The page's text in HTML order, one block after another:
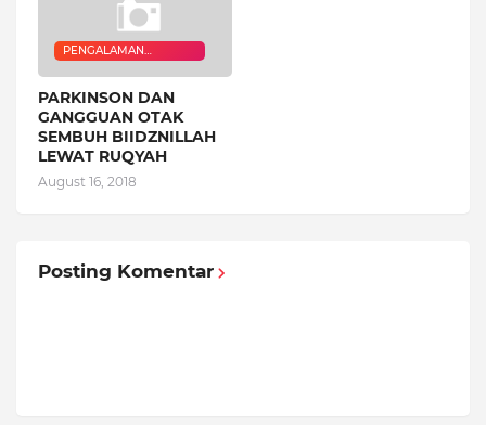
PENGALAMAN
PARKINSON DAN
GANGGUAN OTAK
SEMBUH BIIDZNILLAH
LEWAT RUQYAH
August 16, 2018
Posting Komentar